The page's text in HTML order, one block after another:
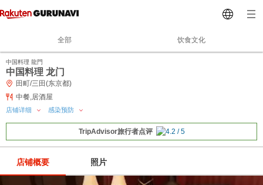
全部 饮食文化
中国料理 龍門
中国料理 龙门
田町/三田(东京都)
中餐,居酒屋
店铺详细 感染预防
TripAdvisor旅行者点评
店铺概要 照片